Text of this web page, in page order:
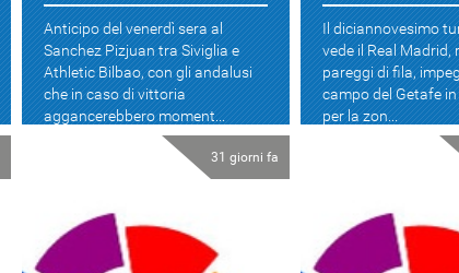
Anticipo del venerdì sera al
Sanchez Pizjuan tra Siviglia e
Athletic Bilbao, con gli andalusi
che in caso di vittoria
aggancerebbero moment...
Il diciannovesimo
vede il Real Madrid,
pareggi di fila,
campo del Getafe
per la zon...
31 giorni fa